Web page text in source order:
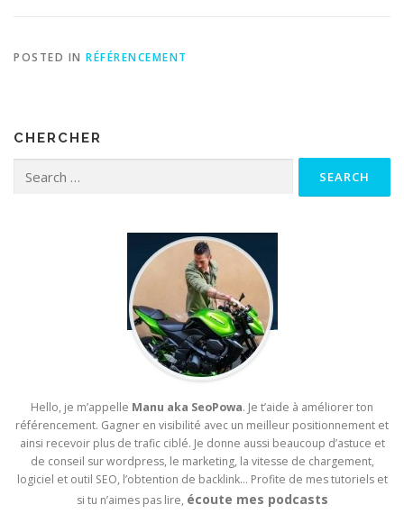
POSTED IN RÉFÉRENCEMENT
CHERCHER
Hello, je m’appelle Manu aka SeoPowa. Je t’aide à améliorer ton
référencement. Gagner en visibilité avec un meilleur positionnement et
ainsi recevoir plus de trafic ciblé. Je donne aussi beaucoup d’astuce et
de conseil sur wordpress, le marketing, la vitesse de chargement,
logiciel et outil SEO, l’obtention de backlink… Profite de mes tutoriels et
si tu n’aimes pas lire, écoute mes podcasts